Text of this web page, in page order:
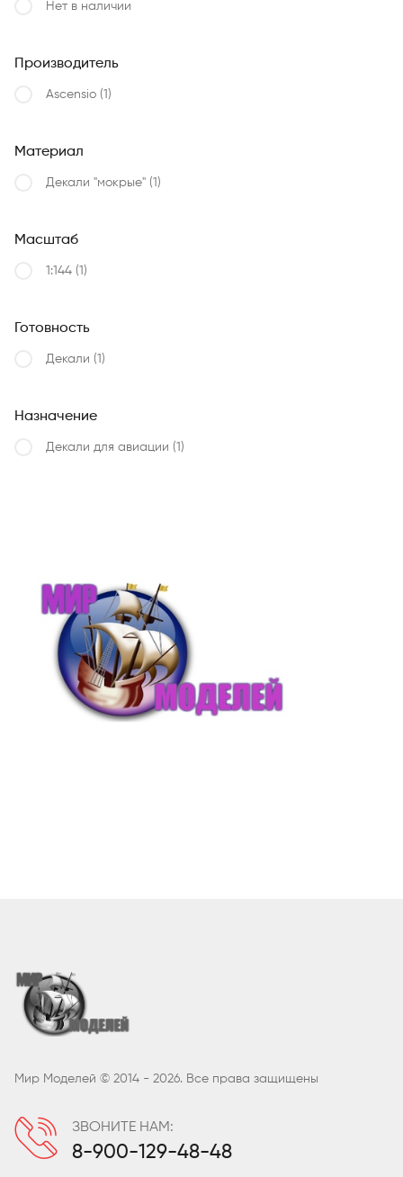
Нет в наличии
Производитель
Ascensio (1)
Материал
Декали "мокрые" (1)
Масштаб
1:144 (1)
Готовность
Декали (1)
Назначение
Декали для авиации (1)
Мир Моделей © 2014 - 2026. Все права защищены
ЗВОНИТЕ НАМ:
8-900-129-48-48